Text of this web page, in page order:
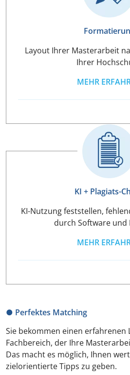
Layout Ihrer Masterarbeit
Ihrer
MEHR
KI + Plagiats-
KI-Nutzung feststellen,
durch Software und
MEHR
● Perfektes Matching
Sie bekommen einen erfahrenen
Fachbereich, der Ihre
Das macht es möglich, Ihnen
zielorientierte Tipps zu geben.